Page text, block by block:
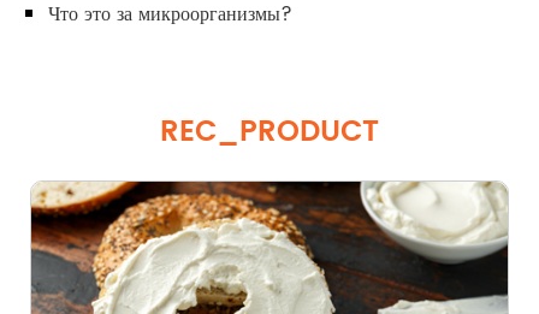
Что это за микроорганизмы?
REC_PRODUCT